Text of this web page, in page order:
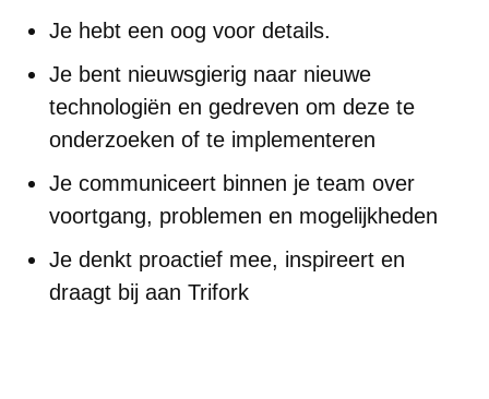
Je hebt een oog voor details.
Je bent nieuwsgierig naar nieuwe
technologiën en gedreven om deze te
onderzoeken of te implementeren
Je communiceert binnen je team over
voortgang, problemen en mogelijkheden
Je denkt proactief mee, inspireert en
draagt bij aan Trifork